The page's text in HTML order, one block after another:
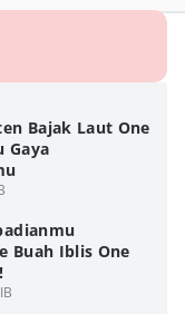
Bajak Laut One
Gaya
Buah Iblis One